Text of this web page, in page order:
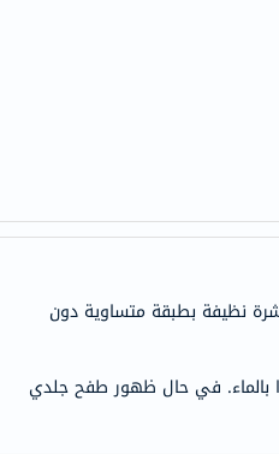
نظيفة بطبقة متساوية دون
بالماء. في حال ظهور طفح جلدي